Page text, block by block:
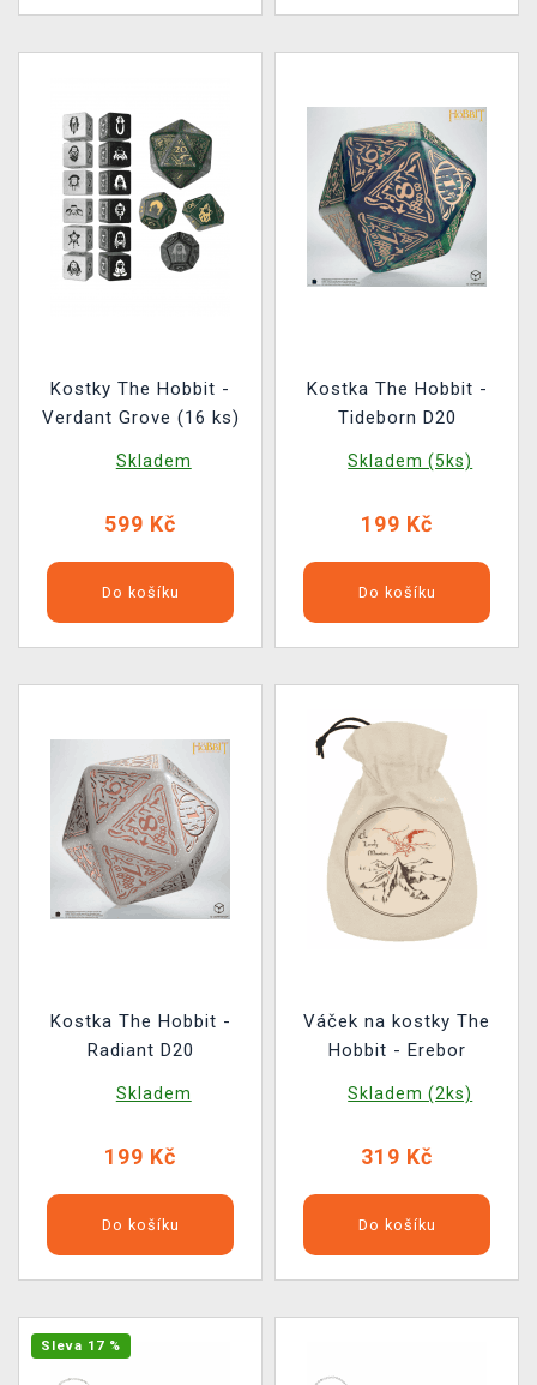
Kostky The Hobbit -
Verdant Grove (16 ks)
Skladem
599 Kč
Do košíku
Kostka The Hobbit -
Tideborn D20
Skladem (5ks)
199 Kč
Do košíku
Kostka The Hobbit -
Radiant D20
Skladem
199 Kč
Do košíku
Váček na kostky The
Hobbit - Erebor
Skladem (2ks)
319 Kč
Do košíku
Sleva 17 %